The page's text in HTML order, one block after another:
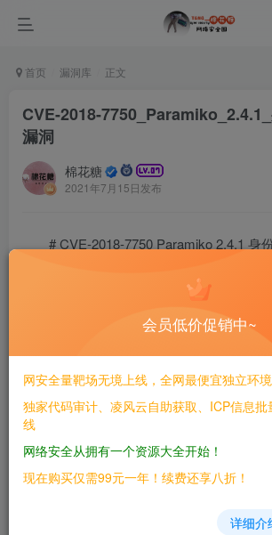
首页 漏洞库 正文
CVE-2018-
漏洞
棉花糖
2021年7月15日发布
# CVE-2018-7750 Paramiko 2.4.1 身
# Date: 2018-10-27
# Vendor Homepage: https://
# Software Link: https://
# Version: < 1.17.6, 1.18.x <
# Tested on: Multiple
# CVE : CVE-2018-7750
# This PoC is based on
# https://github.com/paramiko/
# TLDR, Paramiko doesn't check
# server, and lists the root
会员低价促销中~
网安全量靶场无境上线，全网最便宜独立环境
独家代码审计、凌风云自助获取、ICP信息
线
网络安全从拥有一个资源大全开始！
现在购买仅需99元一年！续费还享八折！
详细介